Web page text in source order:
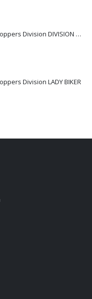
Chusta bawełniana Choppers Division DIVISION EAGLE
Division LADY BIKER